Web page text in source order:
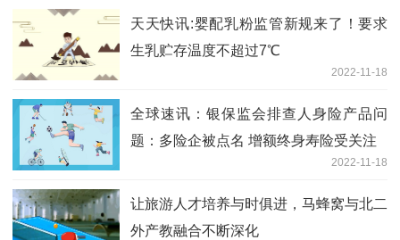
天天快讯:婴配乳粉监管新规来了！要求
生乳贮存温度不超过7℃
2022-11-18
全球速讯：银保监会排查人身险产品问
题：多险企被点名 增额终身寿险受关注
2022-11-18
让旅游人才培养与时俱进，马蜂窝与北二
外产教融合不断深化